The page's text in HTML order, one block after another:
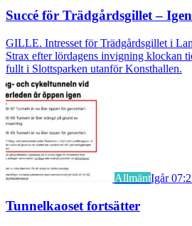
Succé för Trädgårdsgillet – Igen
GILLE. Intresset för Trädgårdsgillet i
Strax efter lördagens invigning klockan
fullt i Slottsparken utanför Konsthallen.
AllmäntIgår
Tunnelkaoset fortsätter